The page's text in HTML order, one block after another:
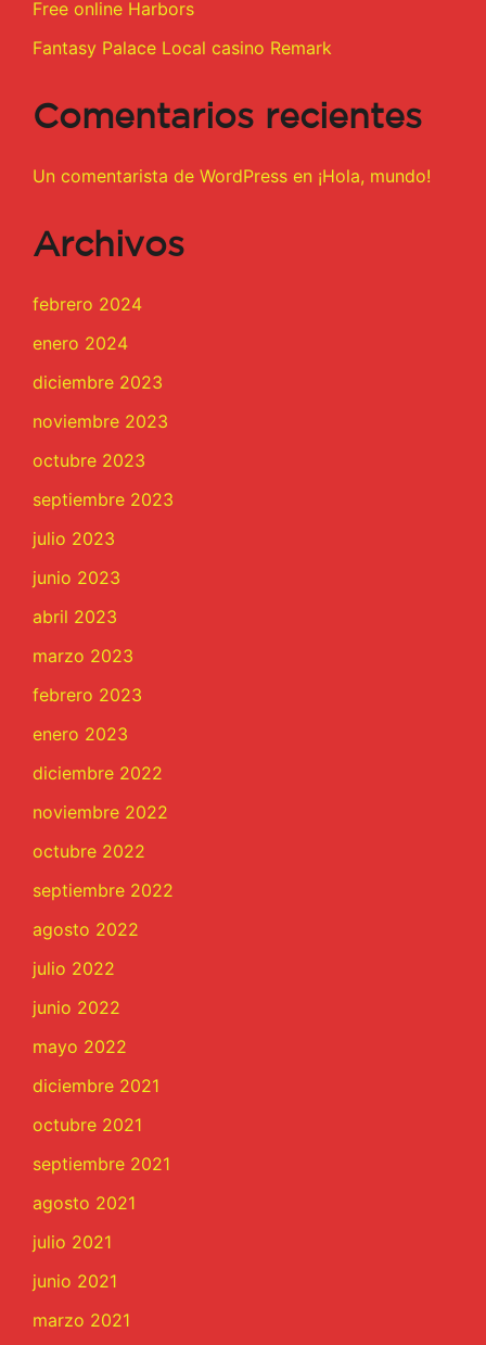
Free online Harbors
Fantasy Palace Local casino Remark
Comentarios recientes
Un comentarista de WordPress en ¡Hola, mundo!
Archivos
febrero 2024
enero 2024
diciembre 2023
noviembre 2023
octubre 2023
septiembre 2023
julio 2023
junio 2023
abril 2023
marzo 2023
febrero 2023
enero 2023
diciembre 2022
noviembre 2022
octubre 2022
septiembre 2022
agosto 2022
julio 2022
junio 2022
mayo 2022
diciembre 2021
octubre 2021
septiembre 2021
agosto 2021
julio 2021
junio 2021
marzo 2021